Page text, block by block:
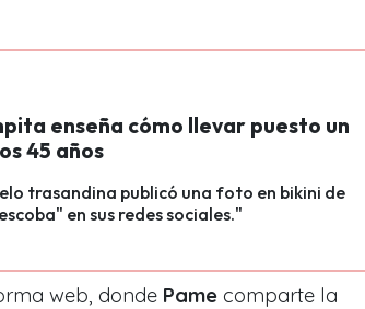
enseña cómo llevar puesto un
45 años
trasandina publicó una foto en bikini de
en sus redes sociales."
web, donde Pame comparte la